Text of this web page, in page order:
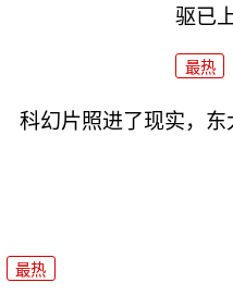
驱已
最热
科幻片照进了现实，东
最热